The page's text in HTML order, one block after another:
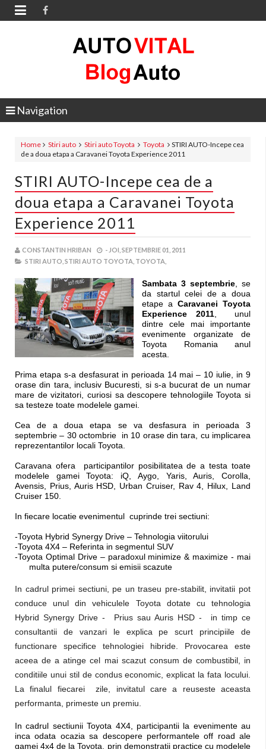

Navigation
Home Stiri auto Stiri auto Toyota Toyota
STIRI AUTO-Incepe cea
de a doua etapa a Caravanei Toyota Experience 2011
STIRI AUTO-Incepe cea de a
doua etapa a Caravanei Toyota
Experience 2011
CONSTANTIN HRIBAN - JOI, SEPTEMBRIE 01, 2011
STIRI AUTO, STIRI AUTO TOYOTA, TOYOTA,
Sambata 3 septembrie
se
da startul celei de a doua
etape a Caravanei Toyota
Experience 2011
unul
dintre cele mai importante
evenimente organizate de
Toyota Romania anul
acesta.
Prima etapa s-a desfasurat in perioada 14 mai – 10 iulie, in 9
orase din tara, inclusiv Bucuresti, si s-a bucurat de un numar
mare de vizitatori, curiosi sa descopere tehnologiile Toyota si
sa testeze toate modelele gamei.
Cea de a doua etapa se va desfasura in perioada 3
septembrie – 30 octombrie in 10 orase din tara, cu implicarea
reprezentantilor locali Toyota.
Caravana ofera participantilor posibilitatea de a testa toate
modelele gamei Toyota: iQ, Aygo, Yaris, Auris, Corolla,
Avensis, Prius, Auris HSD, Urban Cruiser, Rav 4, Hilux, Land
Cruiser 150.
In fiecare locatie evenimentul cuprinde trei sectiuni:
-Toyota Hybrid Synergy Drive – Tehnologia viitorului
-Toyota 4X4 – Referinta in segmentul SUV
-Toyota Optimal Drive – paradoxul minimize & maximize - mai
multa putere/consum si emisii scazute
In cadrul primei sectiuni, pe un traseu pre-stabilit, invitatii pot
conduce unul din vehiculele Toyota dotate cu tehnologia
Hybrid Synergy Drive - Prius sau Auris HSD - in timp ce
consultantii de vanzari le explica pe scurt principiile de
functionare specifice tehnologiei hibride. Provocarea este
aceea de a atinge cel mai scazut consum de combustibil, in
conditiile unui stil de condus economic, explicat la fata locului.
La finalul fiecarei zile, invitatul care a reuseste aceasta
performanta, primeste un premiu.
In cadrul sectiunii Toyota 4X4, participantii la evenimente au
inca odata ocazia sa descopere performantele off road ale
gamei 4x4 de la Toyota, prin demonstratii practice cu modelele